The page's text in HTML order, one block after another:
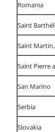
Romania
Saint
Saint Martin,
Saint Pierre
San Marino
Serbia
Slovakia